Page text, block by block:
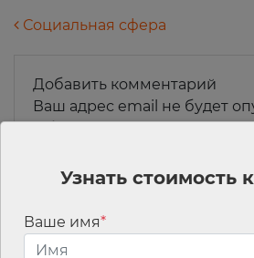
Навигация по
Социальная сфера
Добавить комментарий
Ваш адрес email не будет
Обязательные поля
Узнать стоимость
Ваше имя*